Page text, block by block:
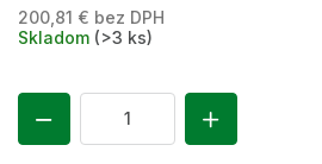
200,81 € bez DPH
Skladom (>3 ks)